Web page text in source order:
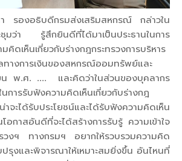
รองอธิบดีกรมส่งเสริมสหกรณ์ กล่าวใน
ะชุมว่า รู้สึกยินดีที่ได้มาเป็นประธานในการ
คิดเห็นเกี่ยวกับร่างกฎกระทรวงการบริหาร
ทางการเงินของสหกรณ์ออมทรัพย์และ
น พ.ศ. .... และคิดว่าในส่วนของบุคลากร
การรับฟังความคิดเห็นเกี่ยวกับร่างกฎ
จะได้รับประโยชน์และได้รับฟังความคิดเห็น
อกาสอันดีที่จะได้สร้างการรับรู้ ความเข้าใจ
รวงฯ ทางกรมฯ อยากให้รวบรวมความคิด
ปรุงและพิจารณาให้เหมาะสมยิ่งขึ้น อันไหนที่